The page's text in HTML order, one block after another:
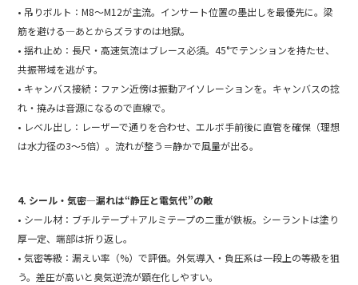
• 吊りボルト：M8〜M12が主流。インサート位置の墨出しを最優先に。梁
筋を避ける—あとからズラすのは地獄。
• 揺れ止め：長尺・高速気流はブレース必須。45°でテンションを持たせ、
共振帯域を逃がす。
• キャンバス接続：ファン近傍は振動アイソレーションを。キャンバスの捻
れ・撓みは音源になるので直線で。
• レベル出し：レーザーで通りを合わせ、エルボ手前後に直管を確保（理想
は水力径の3〜5倍）。流れが整う＝静かで風量が出る。
4. シール・気密—漏れは“静圧と電気代”の敵
• シール材：ブチルテープ＋アルミテープの二重が鉄板。シーラントは塗り
厚一定、端部は折り返し。
• 気密等級：漏えい率（%）で評価。外気導入・負圧系は一段上の等級を狙
う。差圧が高いと臭気逆流が顕在化しやすい。